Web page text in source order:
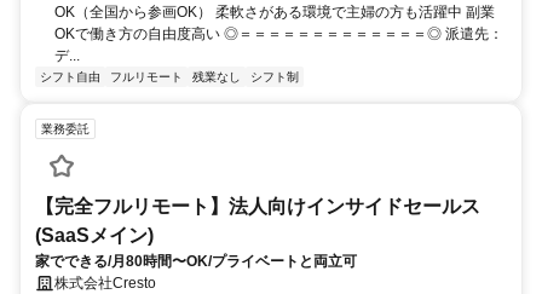
OK（全国から参画OK） 柔軟さがある環境で主婦の方も活躍中 副業
OKで働き方の自由度高い ◎＝＝＝＝＝＝＝＝＝＝＝＝＝◎ 派遣先：
デ...
シフト自由 フルリモート 残業なし シフト制
業務委託
【完全フルリモート】法人向けインサイドセールス
(SaaSメイン)
家でできる/月80時間〜OK/プライベートと両立可
株式会社Cresto